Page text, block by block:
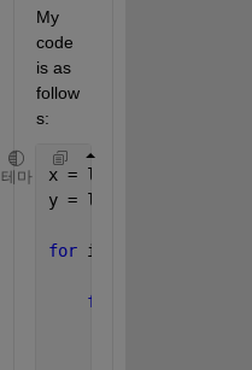
My
code
is as
follow
s:
테마
x = linspace(-1,1,40);
y = linspace(-2,2,40);
for ii = 1:numel(x);
for